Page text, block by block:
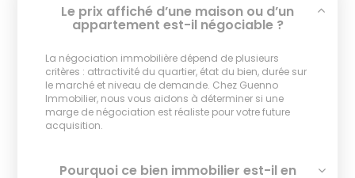
Le prix affiché d’une maison ou d’un
appartement est-il négociable ?
La négociation immobilière dépend de plusieurs
critères : attractivité du quartier, état du bien, durée sur
le marché et niveau de demande. Chez Guenno
Immobilier, nous vous aidons à déterminer si une
marge de négociation est réaliste pour votre future
acquisition.
Pourquoi ce bien immobilier est-il en